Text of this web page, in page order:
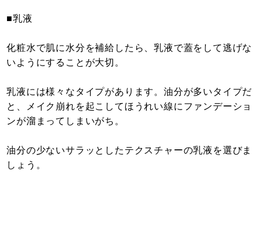
■乳液
化粧水で肌に水分を補給したら、乳液で蓋をして逃げな
いようにすることが大切。
乳液には様々なタイプがあります。油分が多いタイプだ
と、メイク崩れを起こしてほうれい線にファンデーショ
ンが溜まってしまいがち。
油分の少ないサラッとしたテクスチャーの乳液を選びま
しょう。